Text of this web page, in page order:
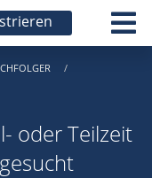
oder Teilzeit